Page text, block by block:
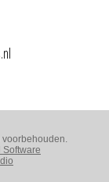
voorbehouden.
Software